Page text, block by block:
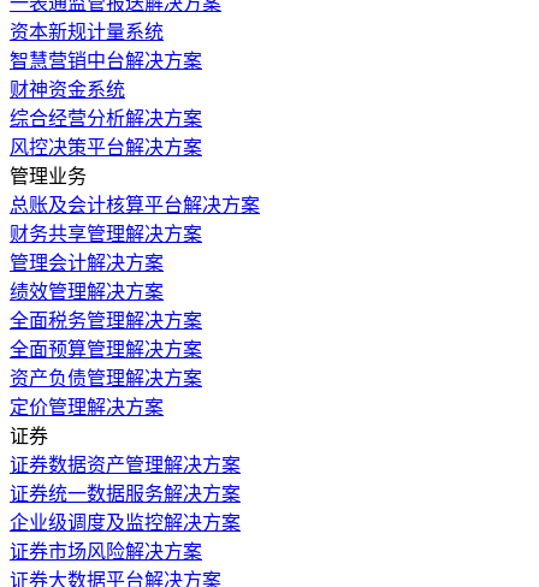
资本新规计量系统
智慧营销中台解决方案
财神资金系统
综合经营分析解决方案
风控决策平台解决方案
管理业务
总账及会计核算平台解决方案
财务共享管理解决方案
管理会计解决方案
绩效管理解决方案
全面税务管理解决方案
全面预算管理解决方案
资产负债管理解决方案
定价管理解决方案
证券
证券数据资产管理解决方案
证券统一数据服务解决方案
企业级调度及监控解决方案
证券市场风险解决方案
证券大数据平台解决方案